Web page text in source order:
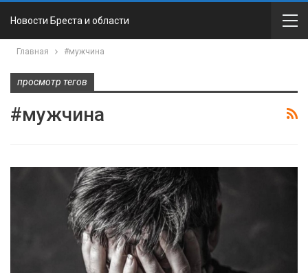
Новости Бреста и области
Главная #мужчина
просмотр тегов
#мужчина